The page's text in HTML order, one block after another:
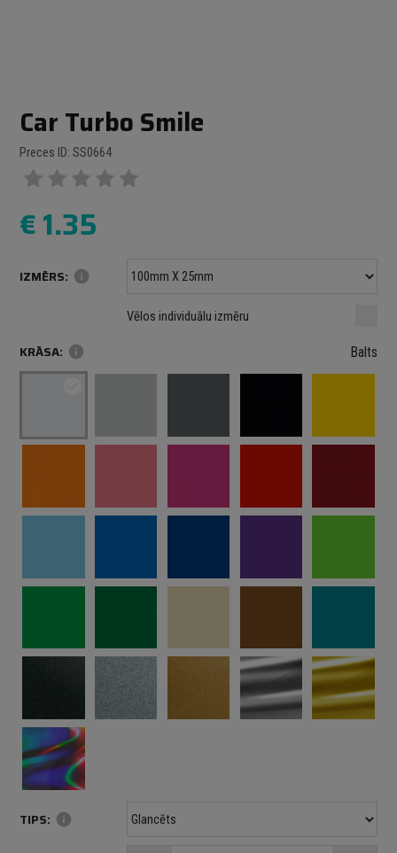
Car Turbo Smile
Preces ID: SS0664
€1.35
IZMĒRS: info
mm mm
Maksimālais izmērs: 1000 mm
Vēlos individuālu izmēru
KRĀSA: info Balts
TIPS: info